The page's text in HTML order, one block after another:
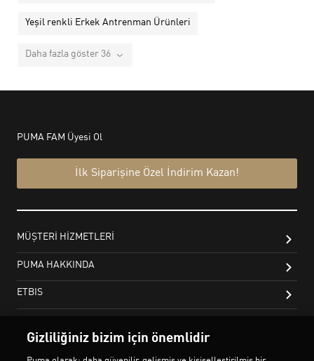
Yeşil renkli Erkek Antrenman Ürünleri
Daha fazla göster 36
Gizliliğiniz bizim için önemlidir